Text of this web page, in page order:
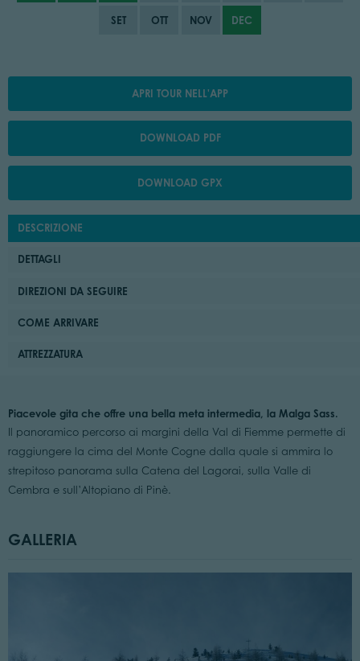
SET OTT NOV DEC
APRI TOUR NELL'APP
DOWNLOAD PDF
DOWNLOAD GPX
DESCRIZIONE
DETTAGLI
DIREZIONI DA SEGUIRE
COME ARRIVARE
ATTREZZATURA
Piacevole gita che offre una bella meta intermedia, la Malga Sass.
Il panoramico percorso ai margini della Val di Fiemme permette di
raggiungere la cima del Monte Cogne dalla quale si ammira lo
strepitoso panorama sulla Catena del Lagorai, sulla Valle di
Cembra e sull’Altopiano di Pinè.
GALLERIA